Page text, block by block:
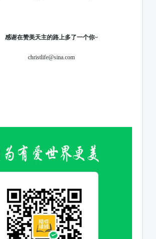
感谢在赞美天主的路上多了一个你~
christlife@sina.com